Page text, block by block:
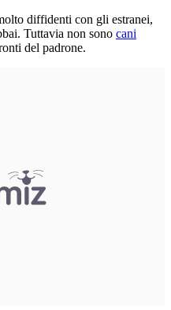
diffidenti con gli estranei,
Tuttavia non sono cani
del padrone.